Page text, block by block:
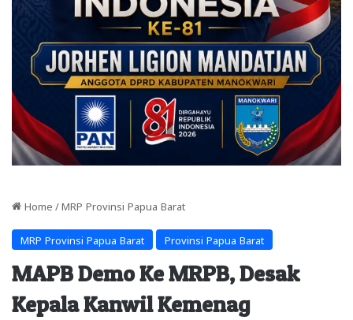
Home / MRP Provinsi Papua Barat
MRP Provinsi Papua Barat Provinsi Papua Barat
MAPB Demo Ke MRPB, Desak
Kepala Kanwil Kemenag